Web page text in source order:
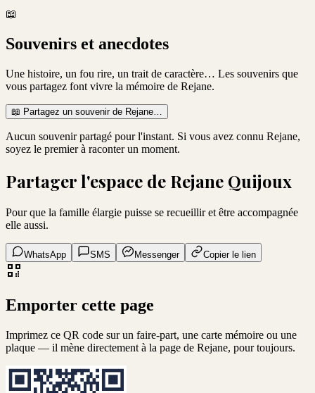
📖
Souvenirs et anecdotes
Une histoire, un fou rire, un trait de caractère… Les souvenirs que
vous partagez font vivre la mémoire de Rejane.
📖 Partagez un souvenir de Rejane…
Aucun souvenir partagé pour l'instant. Si vous avez connu Rejane,
soyez le premier à raconter un moment.
Partager l'espace de Rejane Quijoux
Pour que la famille élargie puisse se recueillir et être accompagnée
elle aussi.
WhatsApp SMS Messenger Copier le lien
Emporter cette page
Imprimez ce QR code sur un faire-part, une carte mémoire ou une
plaque — il mène directement à la page de Rejane, pour toujours.